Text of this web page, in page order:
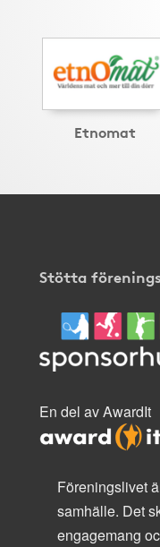
Etnomat
Stötta
En del av AwardIt
Föreningslivet
samhälle. Det
engagemang